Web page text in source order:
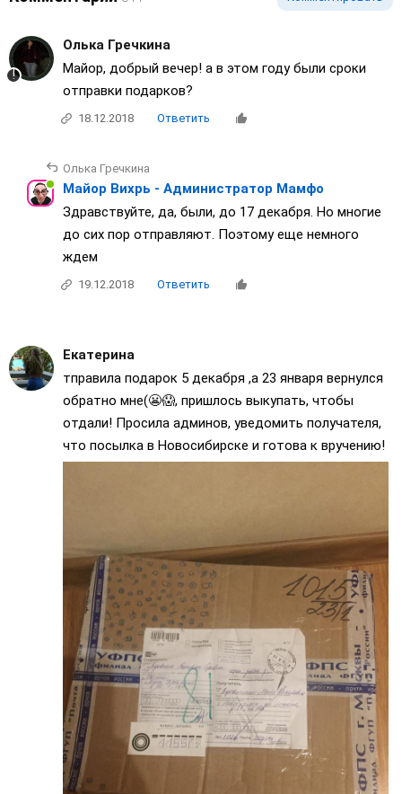
Олька Гречкина
Майор, добрый вечер! а в этом году были сроки
отправки подарков?
18.12.2018 Ответить
Олька Гречкина
Майор Вихрь - Администратор Мамфо
Здравствуйте, да, были, до 17 декабря. Но многие
до сих пор отправляют. Поэтому еще немного
ждем
19.12.2018 Ответить
Екатерина
тправила подарок 5 декабря ,а 23 января вернулся
обратно мне(😬😱, пришлось выкупать, чтобы
отдали! Просила админов, уведомить получателя,
что посылка в Новосибирске и готова к вручению!